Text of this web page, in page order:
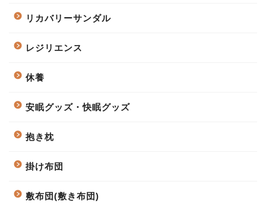
リカバリーサンダル
レジリエンス
休養
安眠グッズ・快眠グッズ
抱き枕
掛け布団
敷布団(敷き布団)